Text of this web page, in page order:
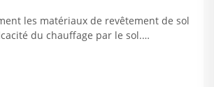
les matériaux de revêtement de sol
du chauffage par le sol.
la consommation d'énergie jusqu'à